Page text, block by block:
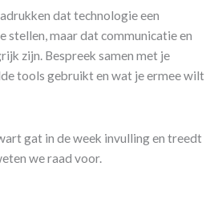
dat technologie een
stellen, maar dat communicatie en
zijn. Bespreek samen met je
tools gebruikt en wat je ermee wilt
gat in de week invulling en treedt
we raad voor.